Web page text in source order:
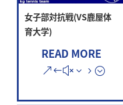
女子部対抗戦(VS鹿屋体
育大学)
READ MORE